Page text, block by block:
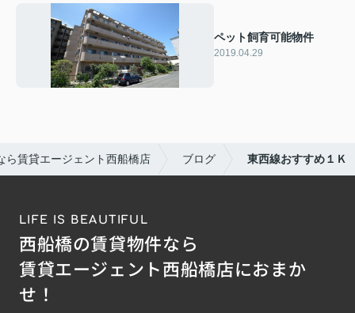
ペット飼育可能物件
2019.04.29
ら賃貸エージェント西船橋店 ブログ 東西線おすすめ１Ｋ
LIFE IS BEAUTIFUL
西船橋の賃貸物件なら
賃貸エージェント西船橋店におまか
せ！